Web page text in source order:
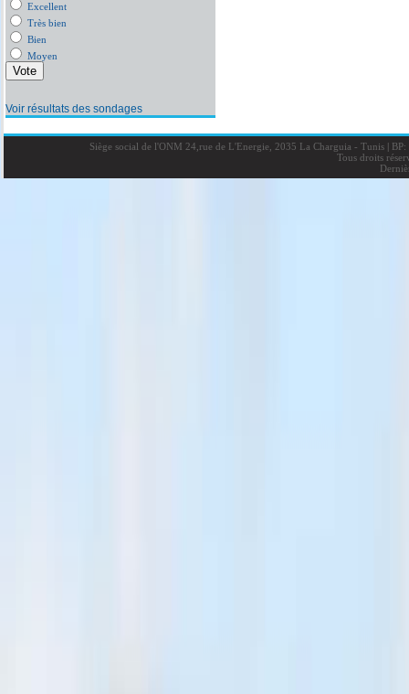
Excellent
Très bien
Bien
Moyen
Voir résultats des sondages
Siège social de l'ONM 24,rue de L'Energie, 2035 La Charguia - Tunis |BP:
Tous droits